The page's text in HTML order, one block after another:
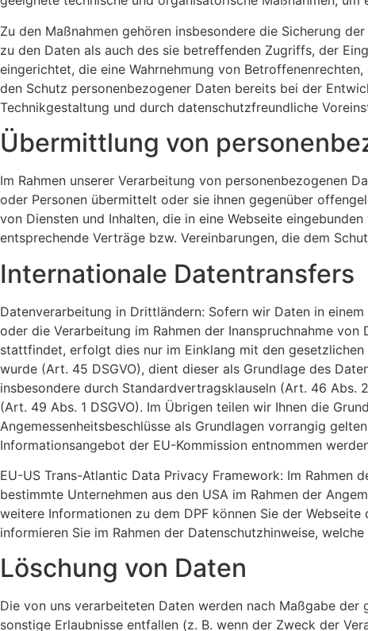
Zu den Maßnahmen gehören insbesondere die Sicherung
zu den Daten als auch des sie betreffenden Zugriffs, der
eingerichtet, die eine Wahrnehmung von
den Schutz personenbezogener Daten bereits bei der
Technikgestaltung und durch datenschutzfreundliche
Übermittlung von
Im Rahmen unserer Verarbeitung von personenbezogenen
oder Personen übermittelt oder sie ihnen gegenüber
von Diensten und Inhalten, die in eine Webseite
entsprechende Verträge bzw. Vereinbarungen, die dem
Internationale Datentransfers
Datenverarbeitung in Drittländern: Sofern wir Daten in
oder die Verarbeitung im Rahmen der Inanspruchnahme
stattfindet, erfolgt dies nur im Einklang mit den
wurde (Art. 45 DSGVO), dient dieser als Grundlage des
insbesondere durch Standardvertragsklauseln (Art. 46
(Art. 49 Abs. 1 DSGVO). Im Übrigen teilen wir Ihnen die
Angemessenheitsbeschlüsse als Grundlagen vorrangig
Informationsangebot der EU-Kommission entnommen
EU-US Trans-Atlantic Data Privacy Framework: Im Rahmen
bestimmte Unternehmen aus den USA im Rahmen der
weitere Informationen zu dem DPF können Sie der
informieren Sie im Rahmen der Datenschutzhinweise,
Löschung von Daten
Die von uns verarbeiteten Daten werden nach Maßgabe
sonstige Erlaubnisse entfallen (z. B. wenn der Zweck der